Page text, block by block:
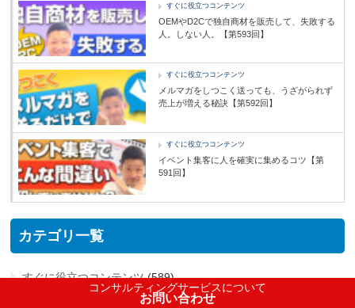
コンサルティングサービスについて
お問い合わせ
すぐに役立つコンテンツ
OEMやD2Cで独自商材を販売して、失敗する
人。しない人。【第593回】
すぐに役立つコンテンツ
メルマガをしつこく送っても、うざがられず
売上が増える秘訣【第592回】
すぐに役立つコンテンツ
イベント集客に人を確実に集めるコツ【第
591回】
カテゴリ一覧
すぐに役立つコンテンツ(589)